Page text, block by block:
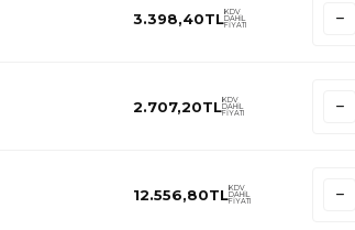
3.398,40TLKDV
DAHİL
FİYATI
2.707,20TLKDV
DAHİL
FİYATI
12.556,80TLKDV
DAHİL
FİYATI